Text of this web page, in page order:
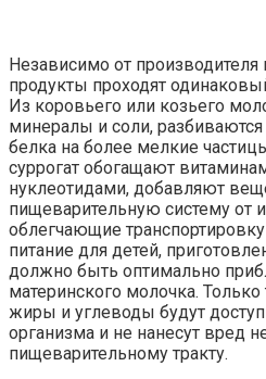
Независимо от
продукты проходят
Из коровьего или козьего
минералы и соли,
белка на более мелкие
суррогат обогащают
нуклеотидами, добавляют
пищеварительную систему от
облегчающие
питание для детей,
должно быть оптимально
материнского молочка.
жиры и углеводы будут
организма и не нанесут вред
пищеварительному тракту.